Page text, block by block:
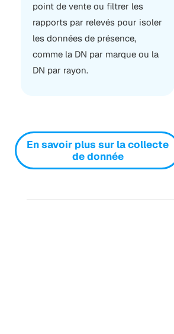
point de vente ou filtrer les
rapports par relevés pour isoler
les données de présence,
comme la DN par marque ou la
DN par rayon.
En savoir plus sur la collecte
de donnée